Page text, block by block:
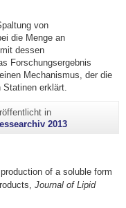
von
die Menge an
dessen
Forschungsergebnis
Mechanismus, der die
Statinen erklärt.
in
2013
of a soluble form
Journal of Lipid